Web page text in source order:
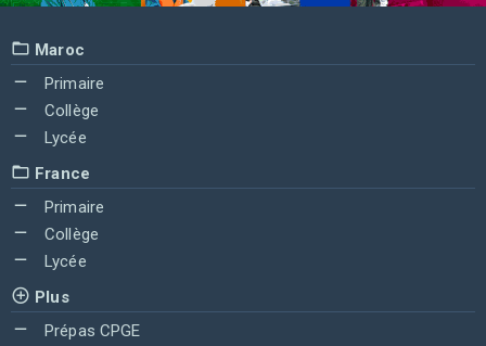
Maroc
Primaire
Collège
Lycée
France
Primaire
Collège
Lycée
Plus
Prépas CPGE